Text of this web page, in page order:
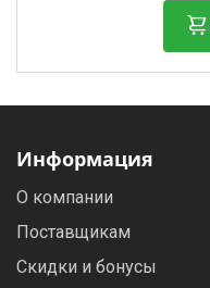
Информация
О компании
Поставщикам
Скидки и бонусы